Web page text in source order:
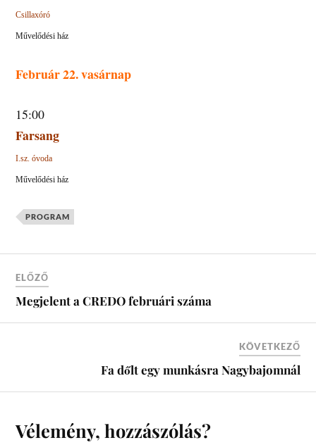
Csillaxóró
Művelődési ház
Február 22. vasárnap
15:00
Farsang
I.sz. óvoda
Művelődési ház
PROGRAM
ELŐZŐ
Megjelent a CREDO februári száma
KÖVETKEZŐ
Fa dőlt egy munkásra Nagybajomnál
Vélemény, hozzászólás?